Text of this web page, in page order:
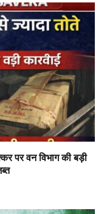
पर वन विभाग की बड़ी